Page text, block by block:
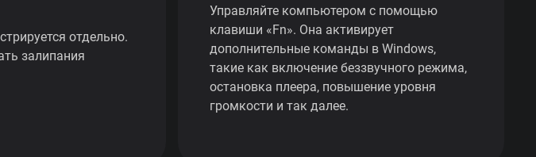
отдельно.
залипания
Управляйте компьютером с помощью
клавиши «Fn». Она активирует
дополнительные команды в Windows,
такие как включение беззвучного режима,
остановка плеера, повышение уровня
громкости и так далее.